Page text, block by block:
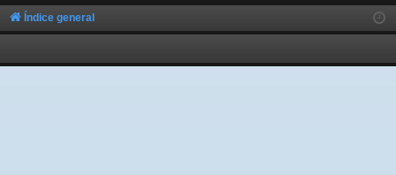
os
ar
ist
rs
Índice general